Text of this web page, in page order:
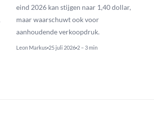
eind 2026 kan stijgen naar 1,40 dollar,
maar waarschuwt ook voor
aanhoudende verkoopdruk.
Leon Markus 25 juli 2026 2 – 3 min